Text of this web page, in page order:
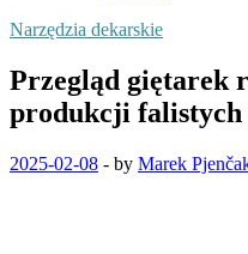
Narzędzia dekarskie
Przegląd giętarek
produkcji falistych
2025-02-08 - by Marek